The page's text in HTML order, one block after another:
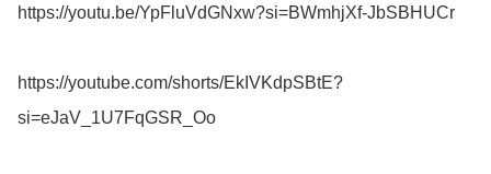
https://youtu.be/YpFluVdGNxw?si=BWmhjXf-JbSBHUCr
https://youtube.com/shorts/EkIVKdpSBtE?
si=eJaV_1U7FqGSR_Oo